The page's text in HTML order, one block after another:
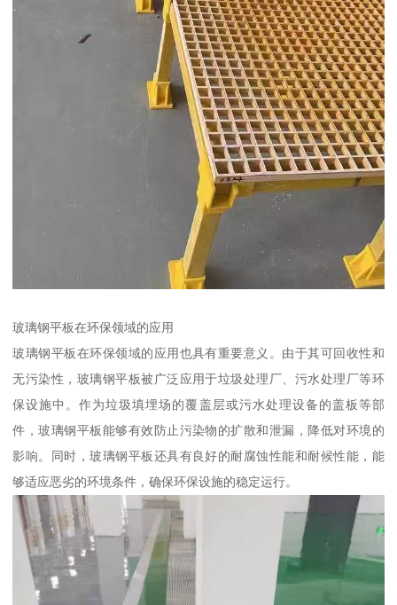
玻璃钢平板在环保领域的应用
玻璃钢平板在环保领域的应用也具有重要意义。由于其可回收性和
无污染性，玻璃钢平板被广泛应用于垃圾处理厂、污水处理厂等环
保设施中。作为垃圾填埋场的覆盖层或污水处理设备的盖板等部
件，玻璃钢平板能够有效防止污染物的扩散和泄漏，降低对环境的
影响。同时，玻璃钢平板还具有良好的耐腐蚀性能和耐候性能，能
够适应恶劣的环境条件，确保环保设施的稳定运行。